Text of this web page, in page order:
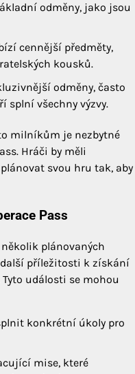
odměny, jako jsou
cennější předměty,
kousků.
odměny, často
splní všechny výzvy.
milníkům je nezbytné
Hráči by měli
svou hru tak, aby
Pass
několik plánovaných
příležitosti k získání
události se mohou
konkrétní úkoly pro
mise, které